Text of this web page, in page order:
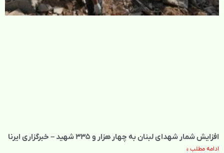
افزایش شمار شهدای لبنان به چهار هزار و ۳۳۵ شهید – خبرگزاری ایرنا
ادامه مطلب »